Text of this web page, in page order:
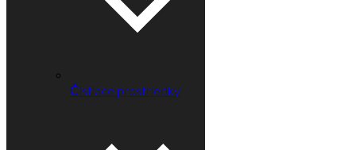
Čistiace prostriedky